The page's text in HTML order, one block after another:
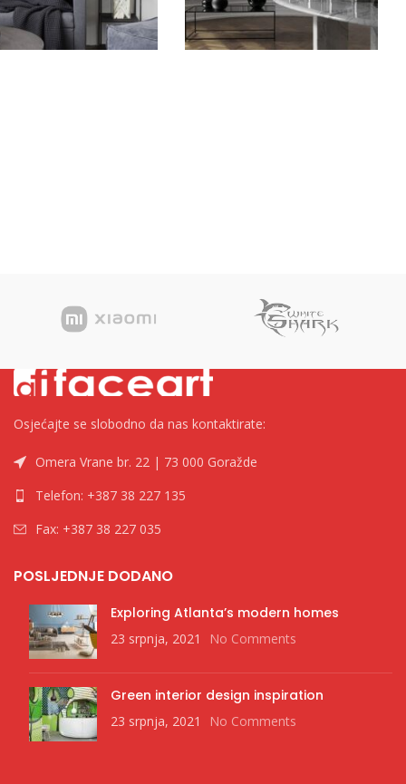
Osjećajte se slobodno da nas kontaktirate:
Omera Vrane br. 22 | 73 000 Goražde
Telefon: +387 38 227 135
Fax: +387 38 227 035
POSLJEDNJE DODANO
Exploring Atlanta’s modern homes
23 srpnja, 2021 No Comments
Green interior design inspiration
23 srpnja, 2021 No Comments